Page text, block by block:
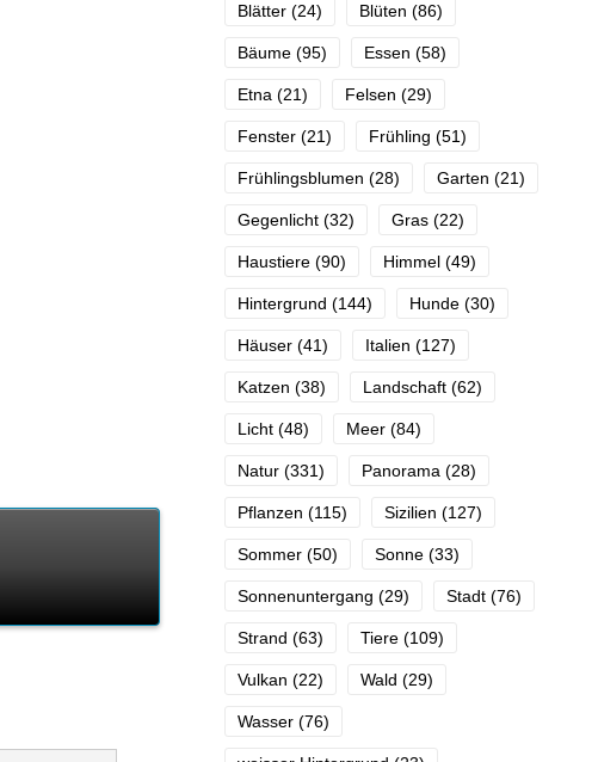
Blätter (24) Blüten (86)
Bäume (95) Essen (58)
Etna (21) Felsen (29)
Fenster (21) Frühling (51)
Frühlingsblumen (28) Garten (21)
Gegenlicht (32) Gras (22)
Haustiere (90) Himmel (49)
Hintergrund (144) Hunde (30)
Häuser (41) Italien (127)
Katzen (38) Landschaft (62)
Licht (48) Meer (84)
Natur (331) Panorama (28)
Pflanzen (115) Sizilien (127)
Sommer (50) Sonne (33)
Sonnenuntergang (29) Stadt (76)
Strand (63) Tiere (109)
Vulkan (22) Wald (29)
Wasser (76)